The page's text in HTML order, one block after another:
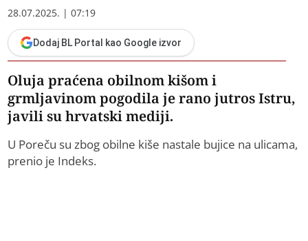
28.07.2025. | 07:19
Dodaj BL Portal kao Google izvor
Oluja praćena obilnom kišom i
grmljavinom pogodila je rano jutros Istru,
javili su hrvatski mediji.
U Poreču su zbog obilne kiše nastale bujice na ulicama,
prenio je Indeks.